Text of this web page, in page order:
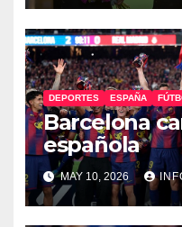
DEPORTES ESPAÑA
Barcelona
española
MAY 10, 2026